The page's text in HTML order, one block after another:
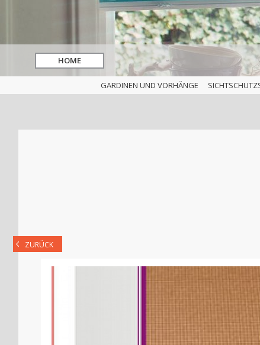
HOME hledat
GARDINEN UND VORHÄNGE
ZURÜCK